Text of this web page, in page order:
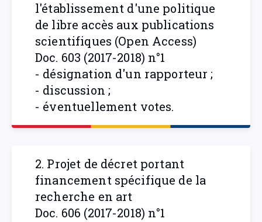
l'établissement d'une politique
de libre accès aux publications
scientifiques (Open Access)
Doc. 603 (2017-2018) n°1
- désignation d'un rapporteur ;
- discussion ;
- éventuellement votes.
2. Projet de décret portant
financement spécifique de la
recherche en art
Doc. 606 (2017-2018) n°1